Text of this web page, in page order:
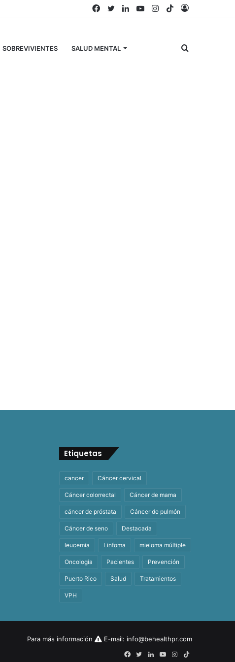
TikTok
Instagram
YouTube
LinkedIn
Twitter
Facebook
SOBREVIVIENTES SALUD MENTAL Buscar
Etiquetas
cancer Cáncer cervical
Cáncer colorrectal Cáncer de mama
cáncer de próstata Cáncer de pulmón
Cáncer de seno Destacada
leucemia Linfoma mieloma múltiple
Oncología Pacientes Prevención
Puerto Rico Salud Tratamientos
VPH
Para más información E-mail: info@behealthpr.com
Facebook
Twitter
LinkedInYouTubeInstagram
TikTok